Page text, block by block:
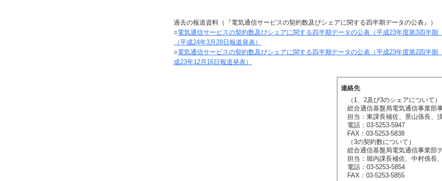
過去の報道資料（『電気通信サービスの契約数及びシェアに関する四半期データの公表』）
○電気通信サービスの契約数及びシェアに関する四半期データの公表（平成23年度第3四半期
（平成24年3月28日報道発表）
○電気通信サービスの契約数及びシェアに関する四半期データの公表（平成23年度第2四半期
成23年12月16日報道発表）
連絡先
（1、2及び3のシェアについて）
総合通信基盤局電気通信事業部
担当：東課長補佐、景山係長、
電話：03-5253-5947
FAX：03-5253-5838
（3の契約数について）
総合通信基盤局電気通信事業部
担当：堀内課長補佐、中村係長
電話：03-5253-5854
FAX：03-5253-5855